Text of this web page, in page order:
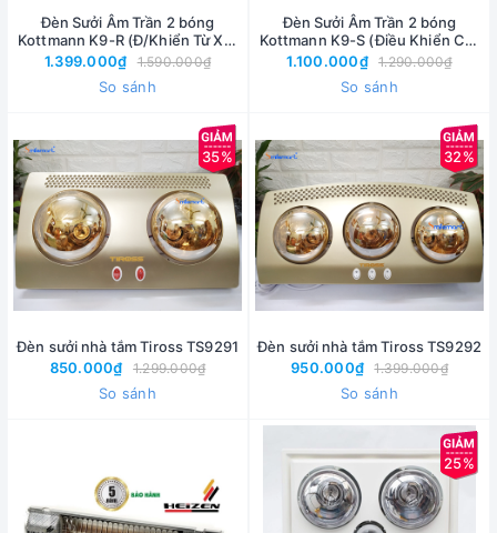
Đèn Sưởi Âm Trần 2 bóng
Kottmann K9-R (Đ/Khiển Từ Xa)
- Bảo hành 3 năm
1.399.000₫ 1.590.000₫
So sánh
Đèn Sưởi Âm Trần 2 bóng
Kottmann K9-S (Điều Khiển Cơ)
- Bảo hành 3 năm
1.100.000₫ 1.290.000₫
So sánh
35%
Đèn sưởi nhà tắm Tiross TS9291
850.000₫
1.299.000₫
So sánh
32%
Đèn sưởi nhà tắm Tiross TS9292
950.000₫
1.399.000₫
So sánh
25%